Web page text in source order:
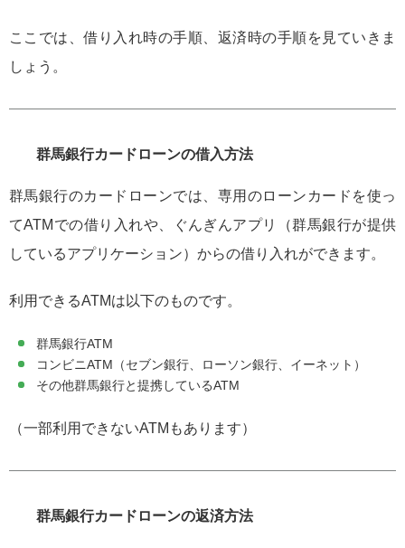
ここでは、借り入れ時の手順、返済時の手順を見ていきま
しょう。
群馬銀行カードローンの借入方法
群馬銀行のカードローンでは、専用のローンカードを使っ
てATMでの借り入れや、ぐんぎんアプリ（群馬銀行が提供
しているアプリケーション）からの借り入れができます。
利用できるATMは以下のものです。
群馬銀行ATM
コンビニATM（セブン銀行、ローソン銀行、イーネット）
その他群馬銀行と提携しているATM
（一部利用できないATMもあります）
群馬銀行カードローンの返済方法